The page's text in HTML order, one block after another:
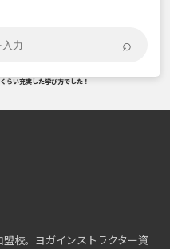
⌕
らい充実した学び方でした！
校。ヨガインストラクター資